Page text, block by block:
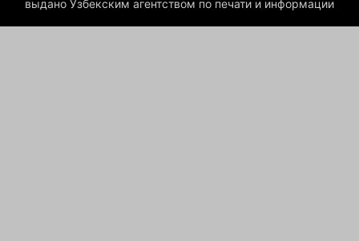
выдано Узбекским агентством по печати и информации